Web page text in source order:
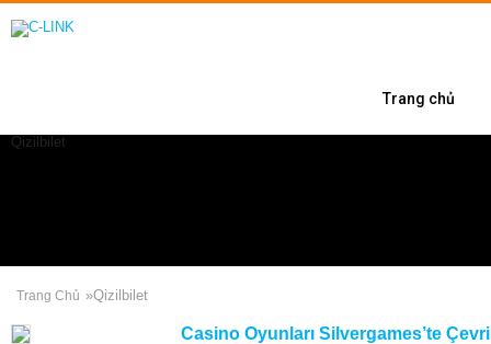
Trang chủ
Qizilbilet
Trang Chủ »Qizilbilet
Casino Oyunları Silvergames’te